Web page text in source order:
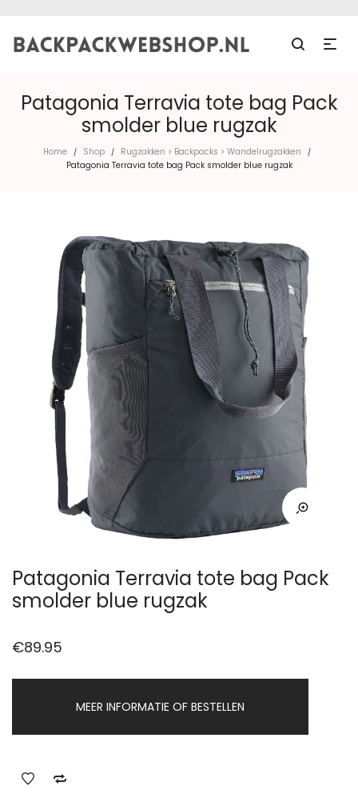
Patagonia Terravia tote bag Pack
smolder blue rugzak
Home / Shop / Rugzakken > Backpacks > Wandelrugzakken /
Patagonia Terravia tote bag Pack smolder blue rugzak
Patagonia Terravia tote bag Pack
smolder blue rugzak
€89.95
MEER INFORMATIE OF BESTELLEN